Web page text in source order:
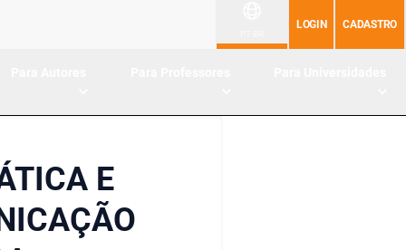
LOGIN CADASTRO
E